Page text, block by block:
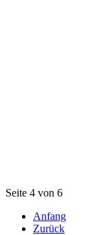
Seite 4 von 6
Anfang
Zurück